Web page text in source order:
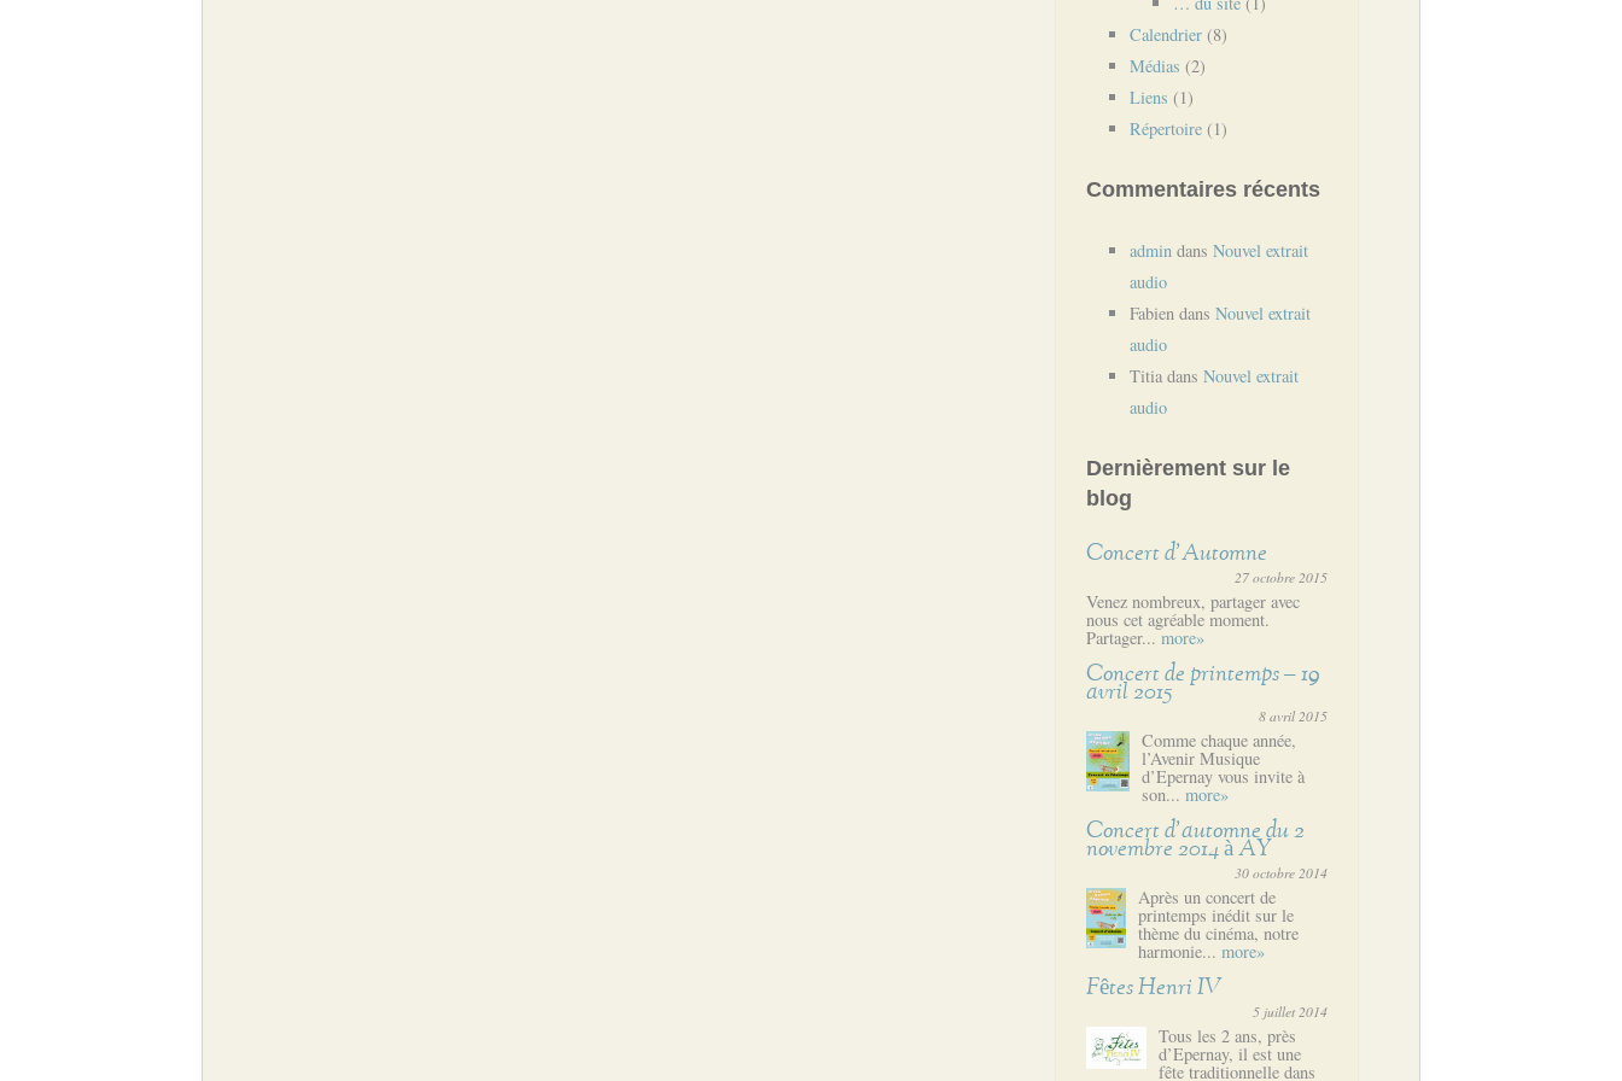
Calendrier (8)
Médias (2)
Liens (1)
Répertoire (1)
Commentaires récents
admin dans Nouvel extrait
audio
Fabien dans Nouvel extrait
audio
Titia dans Nouvel extrait
audio
Dernièrement sur le
blog
Concert d’Automne
27 octobre 2015
Venez nombreux, partager avec
nous cet agréable moment.
Partager...more»
Concert de printemps – 19
avril 2015
8 avril 2015
Comme chaque année,
l’Avenir Musique
d’Epernay vous invite à
son... more»
Concert d’automne du 2
novembre 2014 à AY
30 octobre 2014
Après un concert de
printemps inédit sur le
thème du cinéma, notre
harmonie... more»
Fêtes Henri IV
5 juillet 2014
Tous les 2 ans, près
d’Epernay, il est une
fête traditionnelle dans